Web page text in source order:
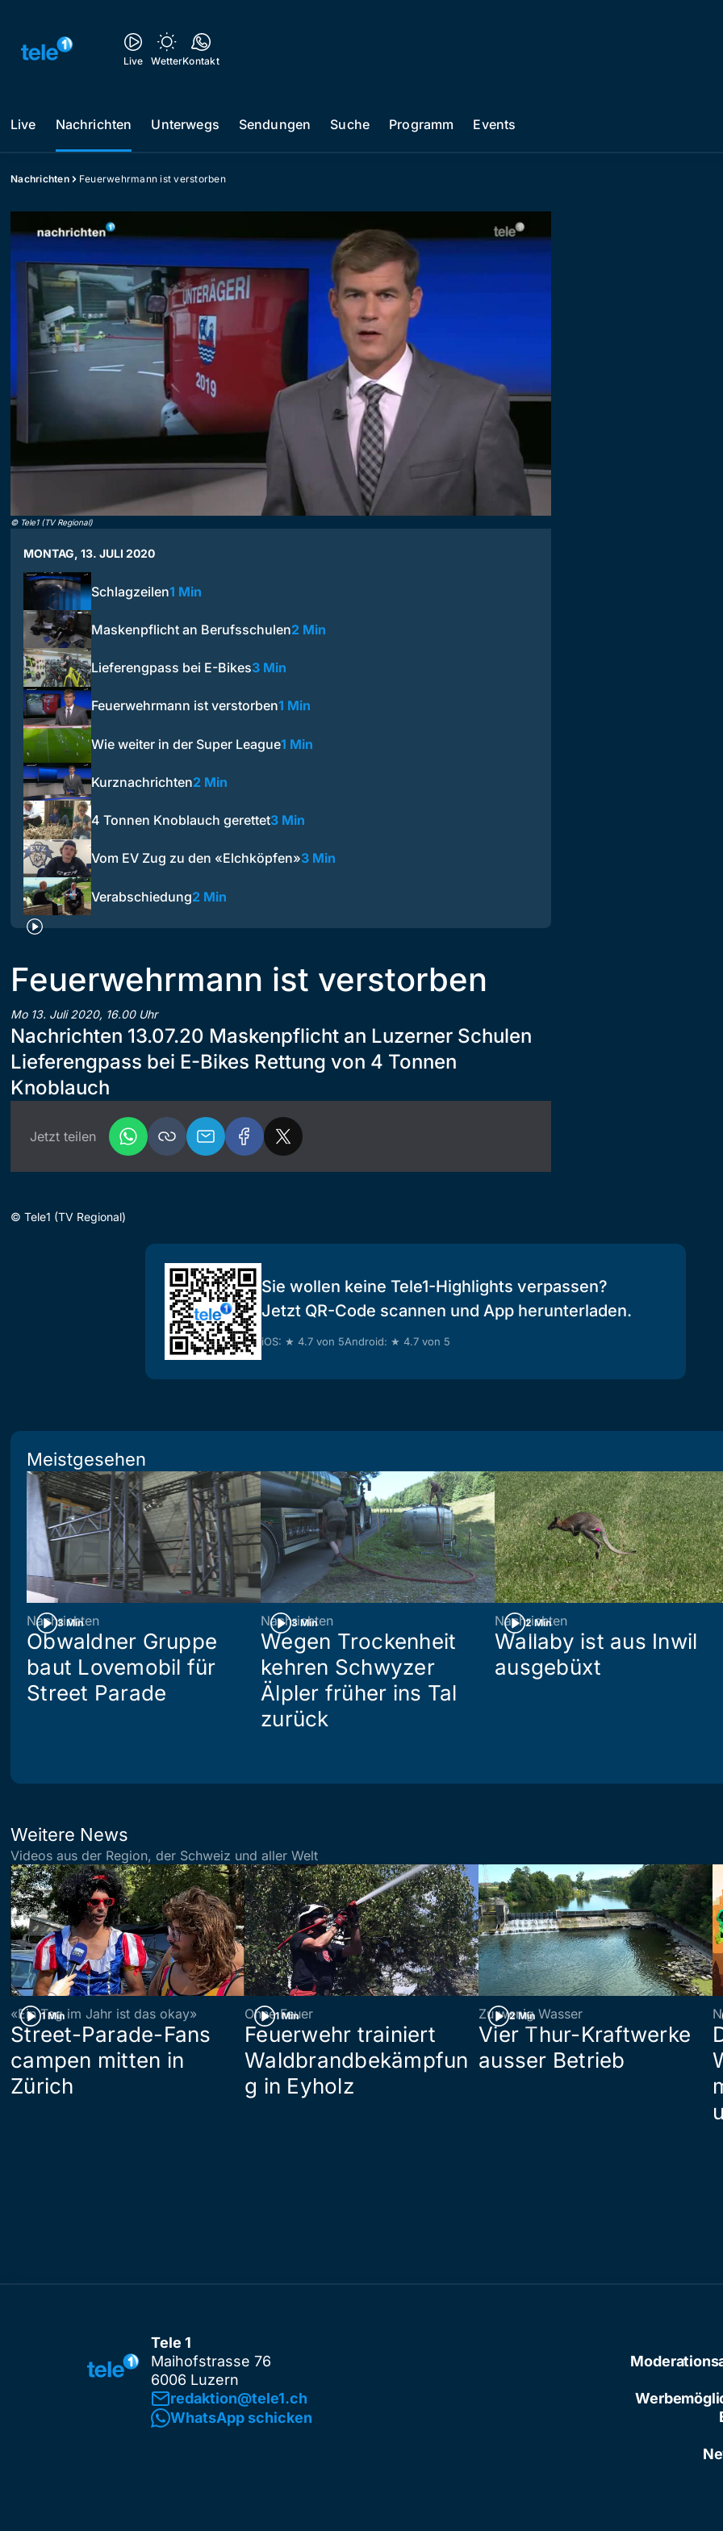
Live WetterKontakt
Live Nachrichten Unterwegs Sendungen Suche Programm Events
Nachrichten Feuerwehrmann ist verstorben
© Tele1 (TV Regional)
MONTAG, 13. JULI 2020
Schlagzeilen1 Min
Maskenpflicht an Berufsschulen2 Min
Lieferengpass bei E-Bikes3 Min
Feuerwehrmann ist verstorben1 Min
Wie weiter in der Super League1 Min
Kurznachrichten2 Min
4 Tonnen Knoblauch gerettet3 Min
Vom EV Zug zu den «Elchköpfen»3 Min
Verabschiedung2 Min
Feuerwehrmann ist verstorben
Mo 13. Juli 2020, 16.00 Uhr
Nachrichten 13.07.20 Maskenpflicht an Luzerner Schulen
Lieferengpass bei E-Bikes Rettung von 4 Tonnen
Knoblauch
Jetzt teilen
© Tele1 (TV Regional)
Sie wollen keine Tele1-Highlights verpassen?
Jetzt QR-Code scannen und App herunterladen.
iOS: ★ 4.7 von 5Android: ★ 4.7 von 5
Meistgesehen
3 Min
Nachrichten
Obwaldner Gruppe
baut Lovemobil für
Street Parade
3 Min
Nachrichten
Wegen Trockenheit
kehren Schwyzer
Älpler früher ins Tal
zurück
2 Min
Nachrichten
Wallaby ist aus Inwil
ausgebüxt
Weitere News
Videos aus der Region, der Schweiz und aller Welt
1 Min
«Ein Tag im Jahr ist das okay»
Street-Parade-Fans
campen mitten in
Zürich
1 Min
Ohne Feuer
Feuerwehr trainiert
Waldbrandbekämpfun
g in Eyholz
2 Min
Zu wenig Wasser
Vier Thur-Kraftwerke
ausser Betrieb
Tele 1
Maihofstrasse 76
6006 Luzern
redaktion@tele1.ch
WhatsApp schicken